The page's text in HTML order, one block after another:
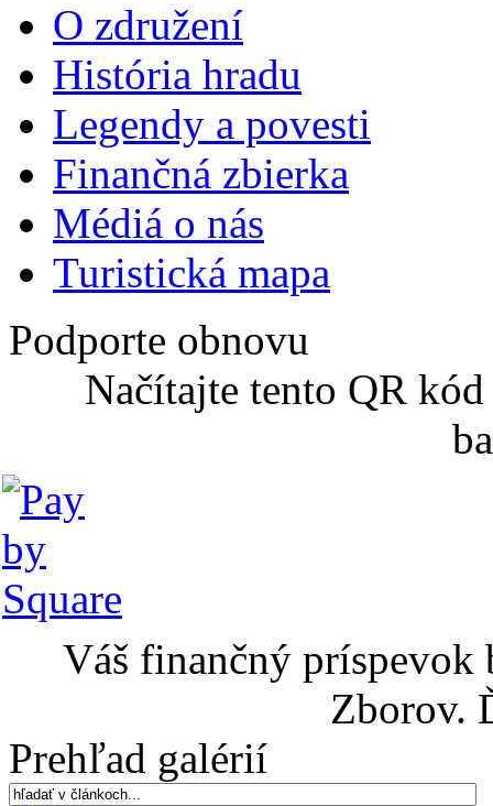
O združení
História hradu
Legendy a povesti
Finančná zbierka
Médiá o nás
Turistická mapa
Podporte obnovu
Načítajte tento QR
Váš finančný príspevok
Zborov.
Prehľad galérií